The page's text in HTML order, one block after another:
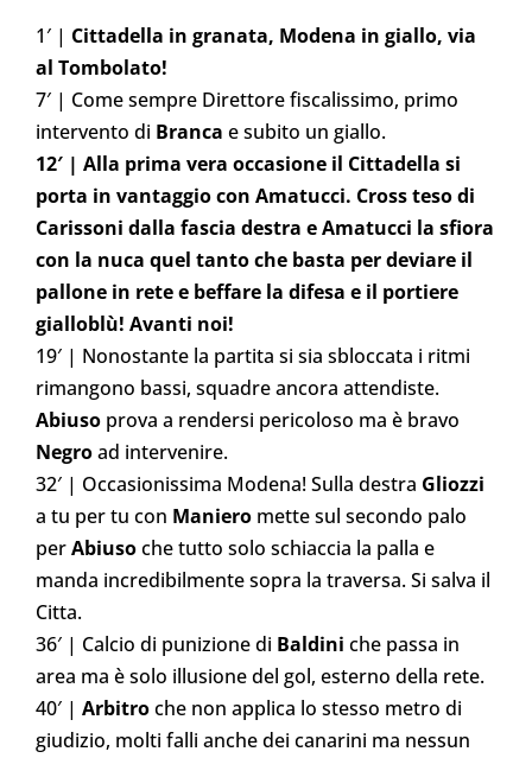
1′ | Cittadella in granata, Modena in giallo, via
al Tombolato!
7′ | Come sempre Direttore fiscalissimo, primo
intervento di Branca e subito un giallo.
12′ | Alla prima vera occasione il Cittadella si
porta in vantaggio con Amatucci. Cross teso di
Carissoni dalla fascia destra e Amatucci la sfiora
con la nuca quel tanto che basta per deviare il
pallone in rete e beffare la difesa e il portiere
gialloblù! Avanti noi!
19′ | Nonostante la partita si sia sbloccata i ritmi
rimangono bassi, squadre ancora attendiste.
Abiuso prova a rendersi pericoloso ma è bravo
Negroad intervenire.
32′ | Occasionissima Modena! Sulla destra Gliozzi
a tu per tu con Maniero mette sul secondo palo
perAbiusoche tutto solo schiaccia la palla e
manda incredibilmente sopra la traversa. Si salva il
Citta.
36′ | Calcio di punizione di Baldini che passa in
area ma è solo illusione del gol, esterno della rete.
40′ | Arbitroche non applica lo stesso metro di
giudizio, molti falli anche dei canarini ma nessun